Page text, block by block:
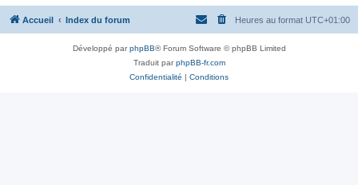
Accueil Index du forum Heures au format UTC+01:00
Développé parphpBB® Forum Software © phpBB Limited
Traduit parphpBB-fr.com
Confidentialité | Conditions